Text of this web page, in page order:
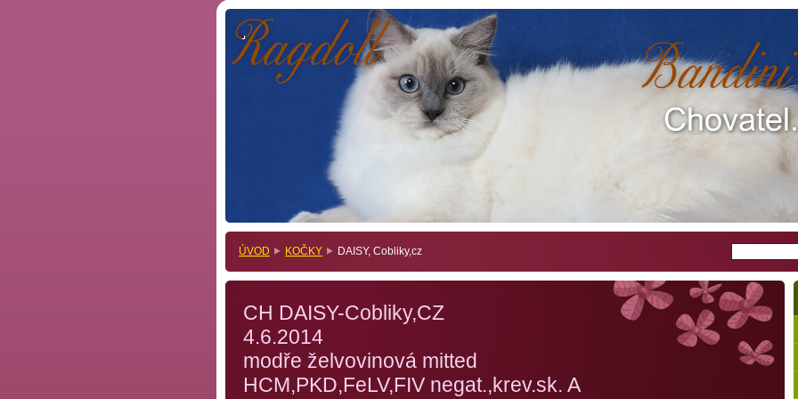
.
.
ÚVOD KOČKY DAISY, Cobliky,cz
CH DAISY-Cobliky,CZ
4.6.2014
modře želvovinová mitted
HCM,PKD,FeLV,FIV negat.,krev.sk. A